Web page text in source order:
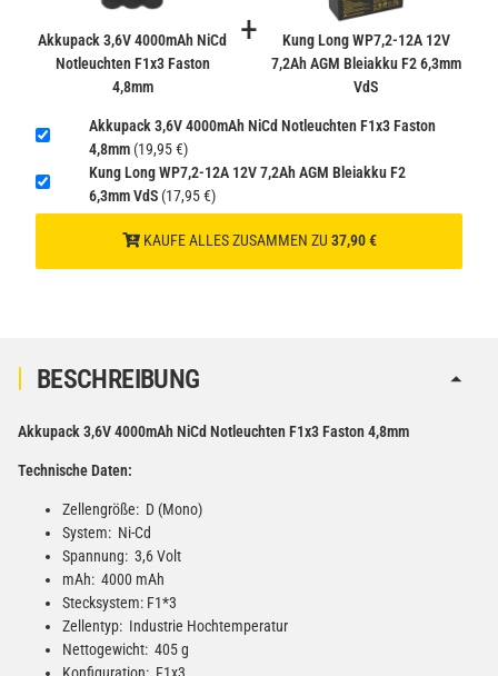
(Gefahrgut UN3090 Versand
gem. SV188 ADR)
Verbatim Cool'n'Go AirJet Handventilator 4000mAh
Grau Lila
22,95 €
inkl. 19% USt. zzgl.Versand
(Gefahrgut UN3480 Versand
−
Akkupack 3,6V 4000mAh NiCd
Notleuchten F1x3 Faston
4,8mm
+
Kung Long WP7,2-12A 12V
7,2Ah AGM Bleiakku F2 6,3mm
VdS
Akkupack 3,6V 4000mAh NiCd Notleuchten F1x3 Faston
4,8mm (19,95 €)
Kung Long WP7,2-12A 12V 7,2Ah AGM Bleiakku F2
6,3mm VdS (17,95 €)
KAUFE ALLES ZUSAMMEN ZU 37,90 €
BESCHREIBUNG
Akkupack 3,6V 4000mAh NiCd Notleuchten F1x3 Faston 4,8mm
Technische Daten:
Zellengröße: D (Mono)
System: Ni-Cd
Spannung: 3,6 Volt
mAh: 4000 mAh
Stecksystem: F1*3
Zellentyp: Industrie Hochtemperatur
Nettogewicht: 405 g
Konfiguration: F1x3